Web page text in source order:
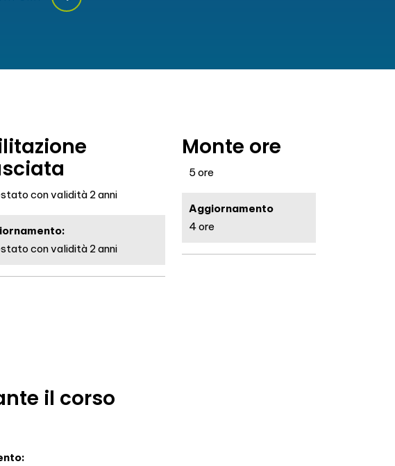
con validità 2 anni
con validità 2 anni
Monte ore
5 ore
Aggiornamento
4 ore
il corso